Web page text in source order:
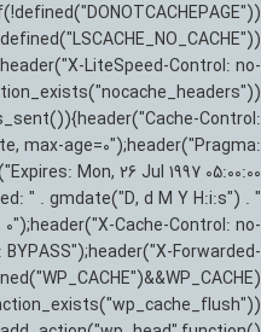
LiteSpeed-Control: no-
Control:
max-age=0");header("Pragma:
Mon, 26 Jul 1997 05:00:00
" . gmdate("D, d M Y H:i:s") . "
Cache-Control: no-
Forwarded-